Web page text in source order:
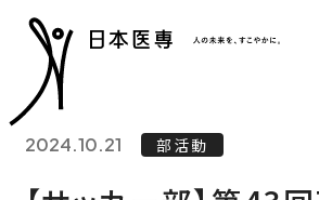
2024.10.21 部活動